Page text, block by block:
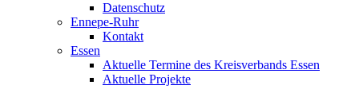
Datenschutz
Ennepe-Ruhr
Kontakt
Essen
Aktuelle Termine des Kreisverbands Essen
Aktuelle Projekte